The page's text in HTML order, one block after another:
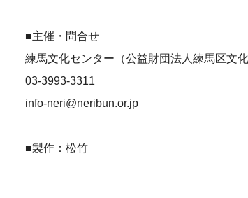
■主催・問合せ
練馬文化センター（公益財団法人練馬区文化
03-3993-3311
info-neri@neribun.or.jp
■製作：松竹